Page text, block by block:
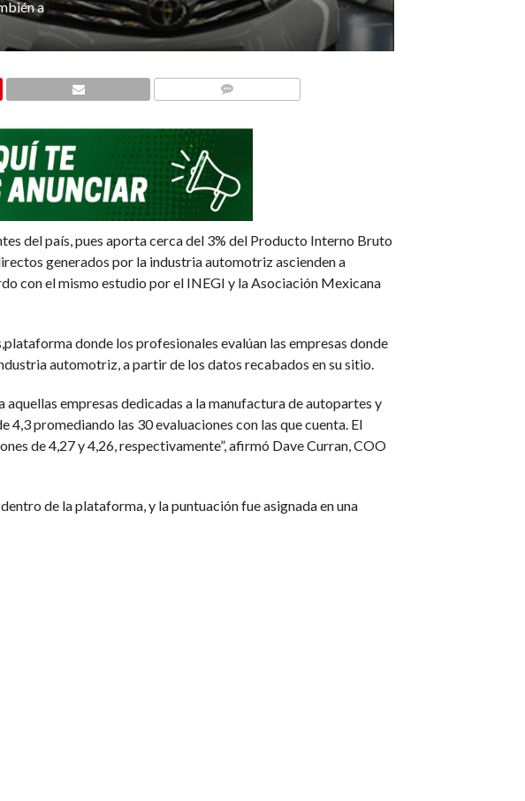
a
del país, pues aporta cerca del 3% del Producto Interno Bruto
generados por la industria automotriz ascienden a
con el mismo estudio por el INEGI y la Asociación Mexicana
donde los profesionales evalúan las empresas donde
automotriz, a partir de los datos recabados en su sitio.
empresas dedicadas a la manufactura de autopartes y
promediando las 30 evaluaciones con las que cuenta. El
de 4,27 y 4,26, respectivamente”, afirmó Dave Curran, COO
de la plataforma, y la puntuación fue asignada en una